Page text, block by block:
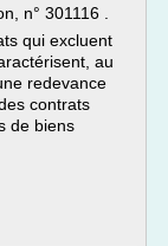
n° 301116 .
qui excluent
au
redevance
contrats
de biens